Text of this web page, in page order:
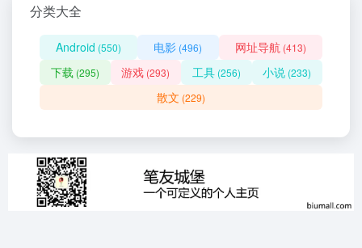
分类大全
Android (550) 电影 (496) 网址导航 (413)
下载 (295) 游戏 (293) 工具(256) 小说 (233)
散文 (229)